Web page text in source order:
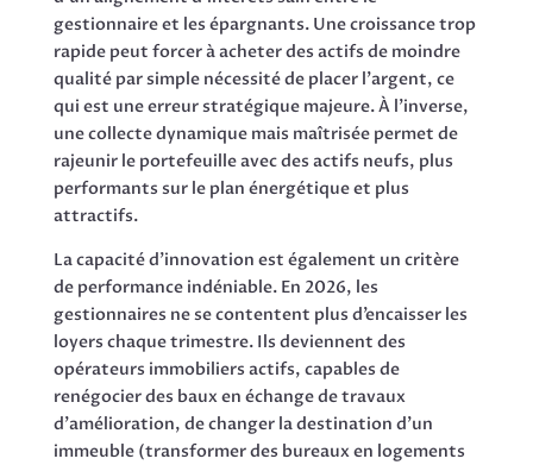
gestionnaire et les épargnants. Une croissance trop
rapide peut forcer à acheter des actifs de moindre
qualité par simple nécessité de placer l’argent, ce
qui est une erreur stratégique majeure. À l’inverse,
une collecte dynamique mais maîtrisée permet de
rajeunir le portefeuille avec des actifs neufs, plus
performants sur le plan énergétique et plus
attractifs.
La capacité d’innovation est également un critère
de performance indéniable. En 2026, les
gestionnaires ne se contentent plus d’encaisser les
loyers chaque trimestre. Ils deviennent des
opérateurs immobiliers actifs, capables de
renégocier des baux en échange de travaux
d’amélioration, de changer la destination d’un
immeuble (transformer des bureaux en logements